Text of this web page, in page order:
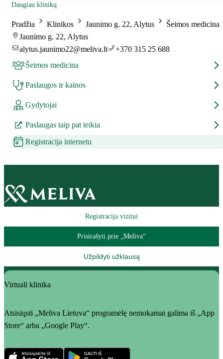
Daugiau klinikų
Pradžia Klinikos Jaunimo g. 22, Alytus
Šeimos medicina
Jaunimo g. 22, Alytus
alytus.jaunimo22@meliva.lt
+370 315 25 688
Šeimos medicina
Paslaugos ir kainos
Gydytojai
Paslaugas taip pat teikia
Registracija internetu
Registracija vizitui
Prisirašyti prie „Meliva“
Užpildyti užklausą
Virtuali klinika
Atsisiųsti „Meliva Lietuva“ programėlę nemokamai galima iš „App
Store“ arba „Google Play“.